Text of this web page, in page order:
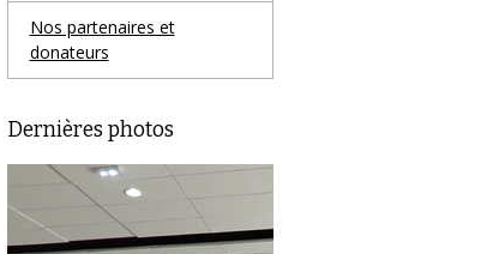
Nos partenaires et
donateurs
Dernières photos